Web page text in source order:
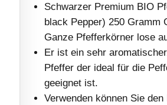
Schwarzer Premium BIO
black Pepper) 250 Gramm
Ganze Pfefferkörner lose
Er ist ein sehr
Pfeffer der ideal für die
geeignet ist.
Verwenden können Sie